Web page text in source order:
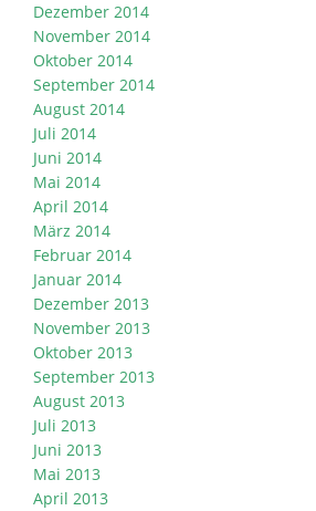
Dezember 2014
November 2014
Oktober 2014
September 2014
August 2014
Juli 2014
Juni 2014
Mai 2014
April 2014
März 2014
Februar 2014
Januar 2014
Dezember 2013
November 2013
Oktober 2013
September 2013
August 2013
Juli 2013
Juni 2013
Mai 2013
April 2013